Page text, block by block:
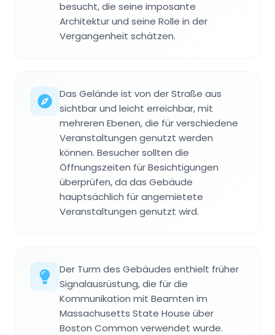
besucht, die seine imposante
Architektur und seine Rolle in der
Vergangenheit schätzen.
Das Gelände ist von der Straße aus
sichtbar und leicht erreichbar, mit
mehreren Ebenen, die für verschiedene
Veranstaltungen genutzt werden
können. Besucher sollten die
Öffnungszeiten für Besichtigungen
überprüfen, da das Gebäude
hauptsächlich für angemietete
Veranstaltungen genutzt wird.
Der Turm des Gebäudes enthielt früher
Signalausrüstung, die für die
Kommunikation mit Beamten im
Massachusetts State House über
Boston Common verwendet wurde.